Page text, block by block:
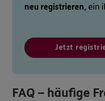
neu registrieren, ein
Jetzt
FAQ – häufige